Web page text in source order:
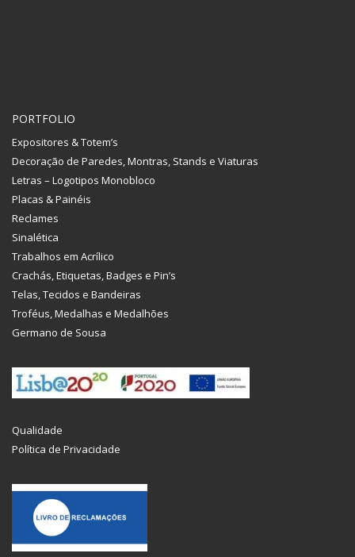
PORTFOLIO
Expositores & Totem’s
Decoração de Paredes, Montras, Stands e Viaturas
Letras – Logotipos Monobloco
Placas & Painéis
Reclames
Sinalética
Trabalhos em Acrílico
Crachás, Etiquetas, Badges e Pin’s
Telas, Tecidos e Bandeiras
Troféus, Medalhas e Medalhões
Germano de Sousa
Qualidade
Política de Privacidade